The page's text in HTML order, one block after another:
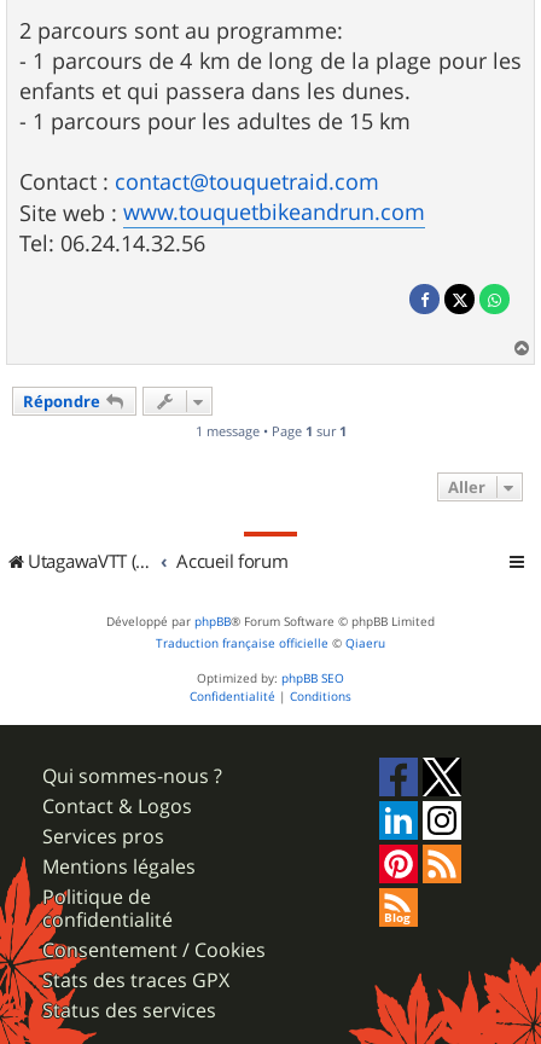
2 parcours sont au programme:
- 1 parcours de 4 km de long de la plage pour les
enfants et qui passera dans les dunes.
- 1 parcours pour les adultes de 15 km
Contact : contact@touquetraid.com
Site web : www.touquetbikeandrun.com
Tel: 06.24.14.32.56
a
Répondre
1 message • Page 1 sur 1
Aller
UtagawaVTT (Randos VTT et VTTAE avec traces GPS) Accueil forum
Développé par phpBB® Forum Software © phpBB Limited
Traduction française officielle © Qiaeru
Optimized by: phpBB SEO
Confidentialité | Conditions
Qui sommes-nous ?
Contact & Logos
Services pros
Mentions légales
Politique de
confidentialité
Consentement / Cookies
Stats des traces GPX
Status des services